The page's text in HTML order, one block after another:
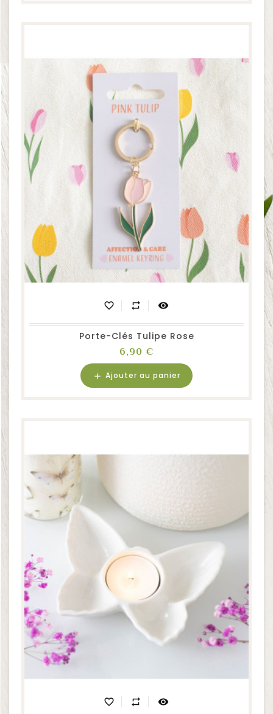
favorite_border repeat visibility
Porte-Clés Tulipe Rose
Prix
6,90 €
add Ajouter au panier
favorite_border repeat visibility